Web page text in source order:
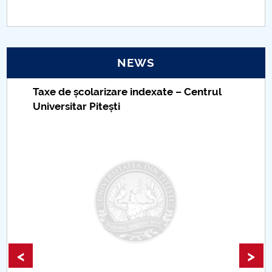
PNRR
Personal data protection
IOSUD/CSUD – PhD studies
Comisie de etica unversitară
Accesibilitate pentru studenții cu dizabilități
NEWS
Taxe de școlarizare indexate – Centrul
Universitar Pitești
< >